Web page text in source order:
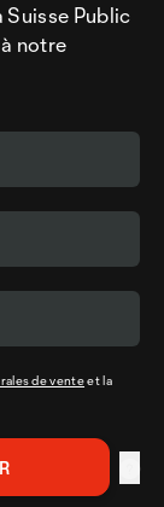
Public
notre
de venteet la